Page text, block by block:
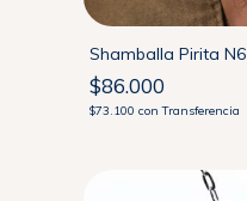
Shamballa Pirita N6
$86.000
$73.100 con Transferencia